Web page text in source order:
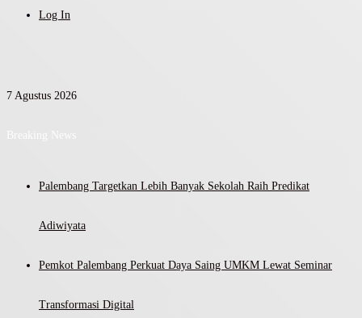
Log In
7 Agustus 2026
Breaking News
Palembang Targetkan Lebih Banyak Sekolah Raih Predikat
Adiwiyata
Pemkot Palembang Perkuat Daya Saing UMKM Lewat Seminar
Transformasi Digital